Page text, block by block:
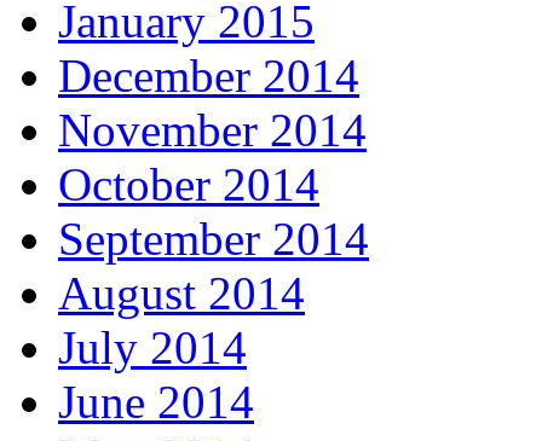
January 2015
December 2014
November 2014
October 2014
September 2014
August 2014
July 2014
June 2014